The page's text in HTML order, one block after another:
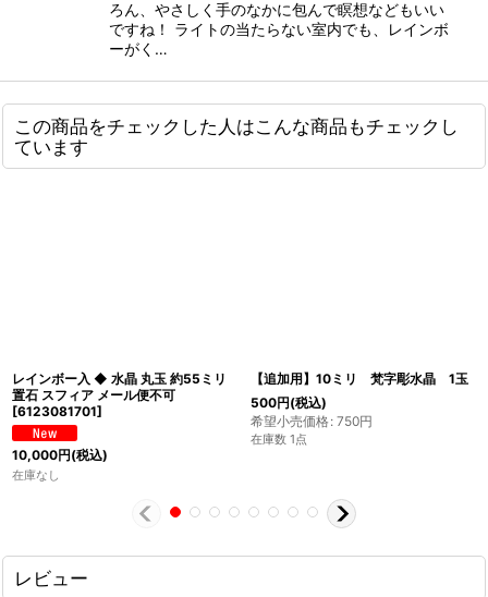
ろん、やさしく手のなかに包んで瞑想などもいい
ですね！ ライトの当たらない室内でも、レインボ
ーがく…
この商品をチェックした人はこんな商品もチェックし
ています
レインボー入 ◆ 水晶 丸玉 約55ミリ
置石 スフィア メール便不可
[6123081701]
10,000円(税込)
在庫なし
【追加用】10ミリ 梵字彫水晶 1玉
500円(税込)
希望小売価格: 750円
在庫数 1点
レビュー